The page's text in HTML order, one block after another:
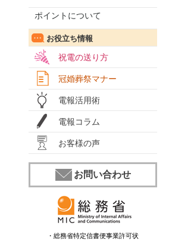
ポイントについて
お役立ち情報
祝電の送り方
冠婚葬祭マナー
電報活用術
電報コラム
お客様の声
お問い合わせ
・総務省特定信書便事業許可状